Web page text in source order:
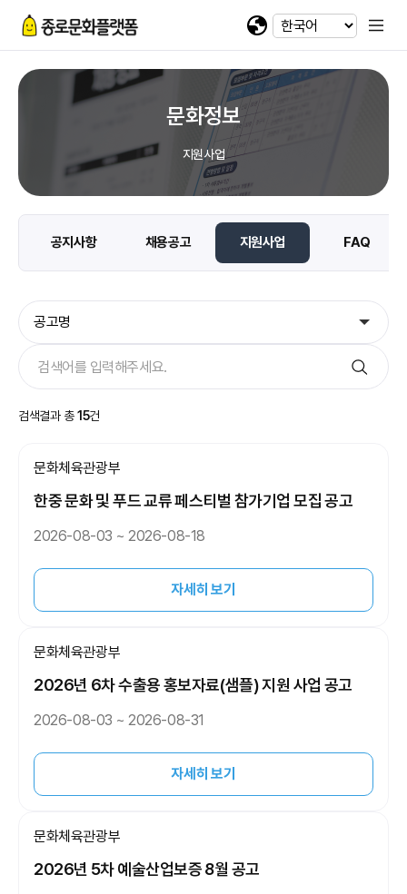
문화정보
지원사업
공지사항 채용공고 지원사업 FAQ
검색결과 총15건
문화체육관광부
한중 문화 및 푸드 교류 페스티벌 참가기업 모집 공고
2026-08-03 ~ 2026-08-18
자세히 보기
문화체육관광부
2026년 6차 수출용 홍보자료(샘플) 지원 사업 공고
2026-08-03 ~ 2026-08-31
자세히 보기
문화체육관광부
2026년 5차 예술산업보증 8월 공고
카카오 로그인
네이버 로그인
일회용 로그인
이메일
파일선택
jpg, jpeg, png, pdf 파일만 업로드 가능합니다. (10MB 이하)
첨부파일
공연명 선택
번호 선택
회차정보 발급수량
선택